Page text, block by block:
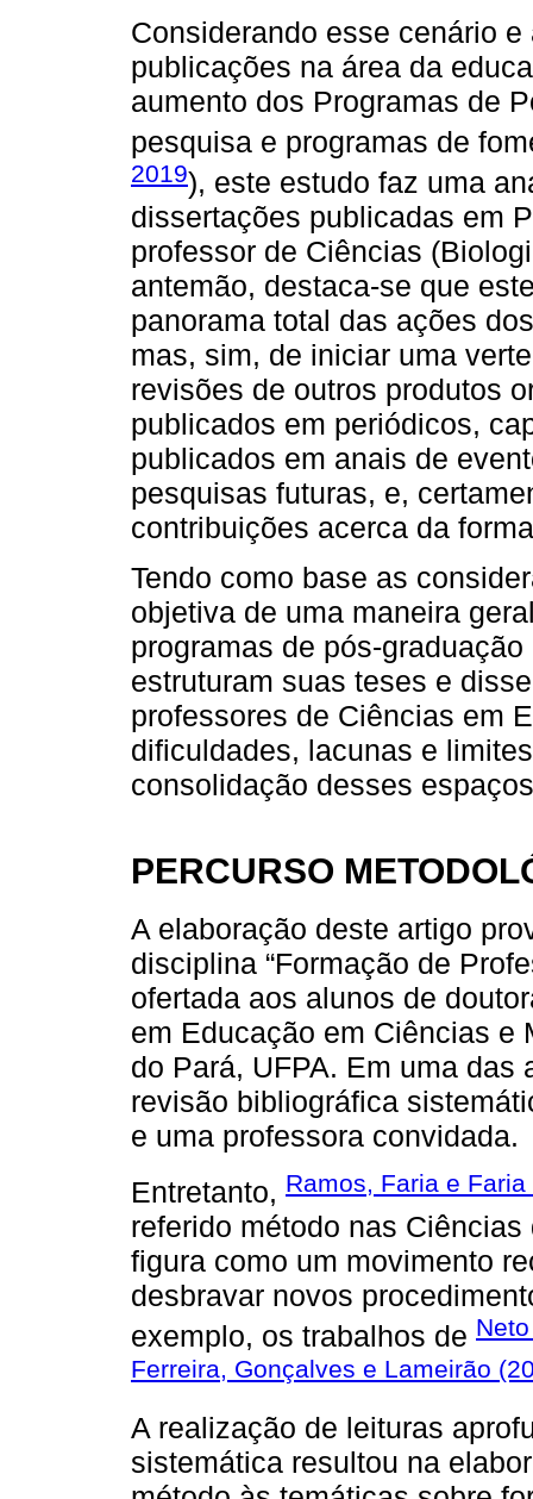
Considerando esse cenário
publicações na área da
aumento dos Programas de
pesquisa e programas de
2019), este estudo faz uma
dissertações publicadas em
professor de Ciências
antemão, destaca-se que
panorama total das ações
mas, sim, de iniciar uma
revisões de outros produtos
publicados em periódicos,
publicados em anais de
pesquisas futuras, e,
contribuições acerca da
Tendo como base as
objetiva de uma maneira
programas de pós-
estruturam suas teses e
professores de Ciências em
dificuldades, lacunas e
consolidação desses
PERCURSO
A elaboração deste artigo
disciplina “Formação de
ofertada aos alunos de
em Educação em Ciências e
do Pará, UFPA. Em uma
revisão bibliográfica
e uma professora convidada.
Entretanto, Ramos, Faria e Faria
referido método nas
figura como um movimento
desbravar novos
exemplo, os trabalhos de
Ferreira, Gonçalves e Lameirão
A realização de leituras
sistemática resultou na